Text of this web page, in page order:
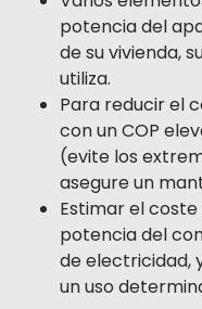
potencia del
de su vivienda,
utiliza.
Para reducir el
con un COP
(evite los
asegure un
Estimar el
potencia del
de electricidad,
un uso